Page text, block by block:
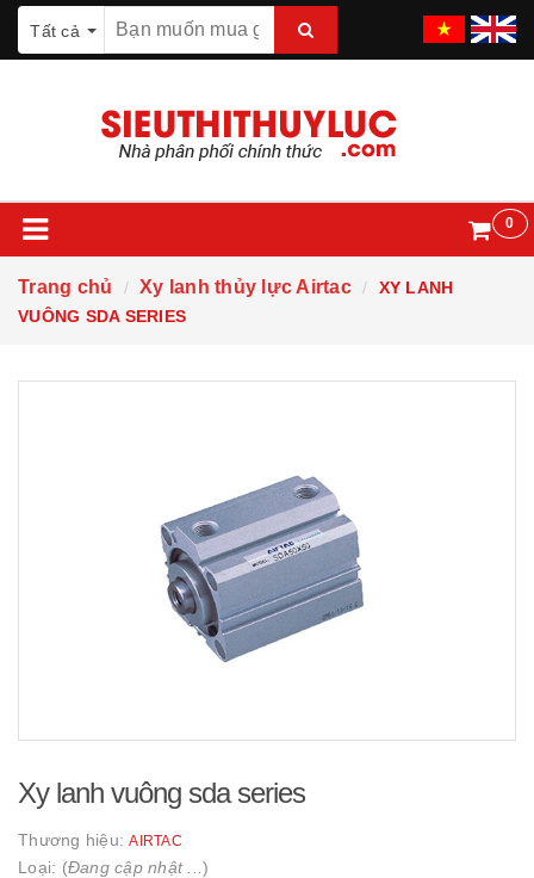
Tất cả
0
Trang chủ Xy lanh thủy lực Airtac
XY LANH
VUÔNG SDA SERIES
Xy lanh vuông sda series
Thương hiệu:AIRTAC
Loại: (Đang cập nhật ... )